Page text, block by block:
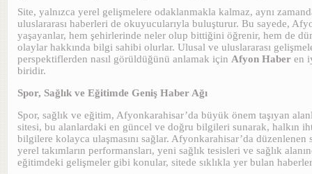
Site, yalnızca yerel gelişmelere odaklanmakla kalmaz, aynı
uluslararası haberleri de okuyucularıyla buluşturur. Bu sayede,
yaşayanlar, hem şehirlerinde neler olup bittiğini öğrenir, hem de
olaylar hakkında bilgi sahibi olurlar. Ulusal ve uluslararası
perspektiflerden nasıl görüldüğünü anlamak için Afyon Haber en
biridir.
Spor, Sağlık ve Eğitimde Geniş Haber Ağı
Spor, sağlık ve eğitim, Afyonkarahisar’da büyük önem taşıyan
sitesi, bu alanlardaki en güncel ve doğru bilgileri sunarak, halkın
bilgilere kolayca ulaşmasını sağlar. Afyonkarahisar’da
yerel takımların performansları, yeni sağlık tesisleri ve sağlık
eğitimdeki gelişmeler gibi konular, sitede sıklıkla yer bulan haberler